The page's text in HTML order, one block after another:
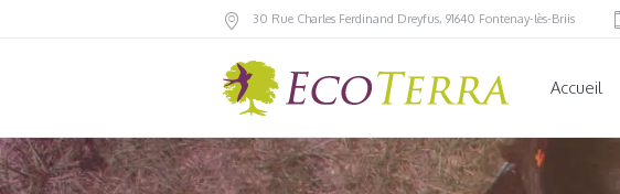
30 Rue Charles Ferdinand Dreyfus, 91640 Fontenay-lès-Briis
Accueil